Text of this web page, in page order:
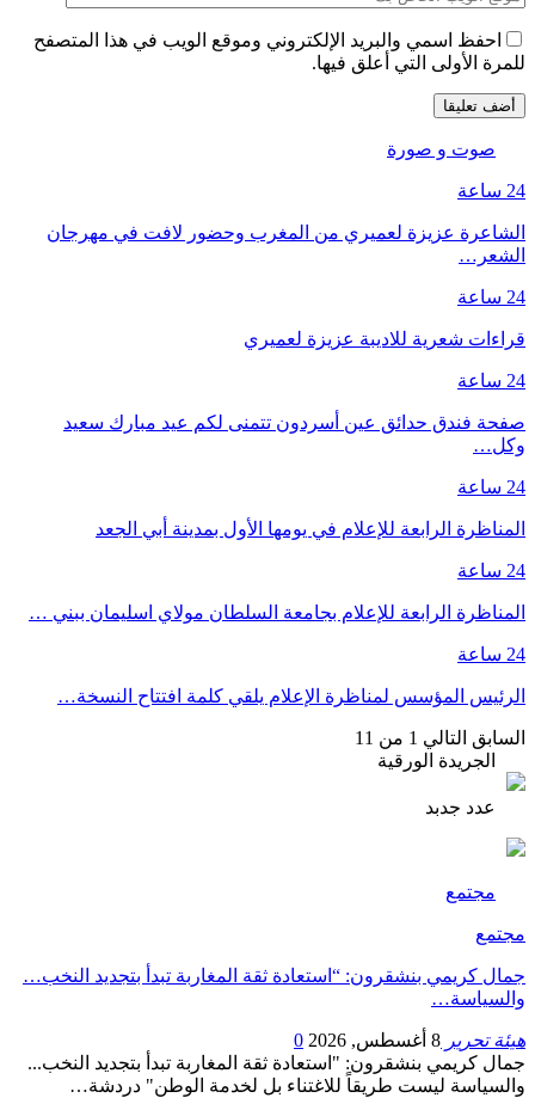
احفظ اسمي والبريد الإلكتروني وموقع الويب في هذا المتصفح
للمرة الأولى التي أعلق فيها.
صوت و صورة
24 ساعة
الشاعرة عزيزة لعميري من المغرب وحضور لافت في مهرجان
الشعر…
24 ساعة
قراءات شعرية للاديبة عزيزة لعميري
24 ساعة
صفحة فندق حدائق عين أسردون تتمنى لكم عيد مبارك سعيد
وكل…
24 ساعة
المناظرة الرابعة للإعلام في يومها الأول بمدينة أبي الجعد
24 ساعة
المناظرة الرابعة للإعلام بجامعة السلطان مولاي اسليمان ببني …
24 ساعة
الرئيس المؤسس لمناظرة الإعلام يلقي كلمة افتتاح النسخة…
السابق التالي 1 من 11
الجريدة الورقية
عدد جدبد
مجتمع
مجتمع
جمال كريمي بنشقرون: “استعادة ثقة المغاربة تبدأ بتجديد النخب…
والسياسة…
هيئة تحرير 8 أغسطس, 2026
0
جمال كريمي بنشقرون: "استعادة ثقة المغاربة تبدأ بتجديد النخب...
والسياسة ليست طريقاً للاغتناء بل لخدمة الوطن" دردشة…